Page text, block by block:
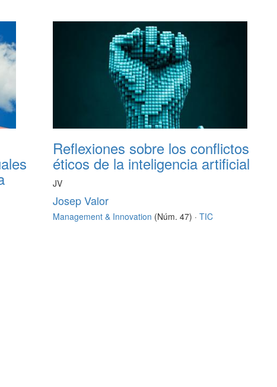
Reflexiones sobre los conflictos
éticos de la inteligencia artificial
JV
Josep Valor
Management & Innovation (Núm. 47) · TIC